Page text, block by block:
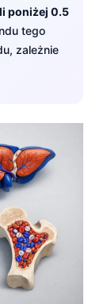
poniżej 0.5
tego
zależnie